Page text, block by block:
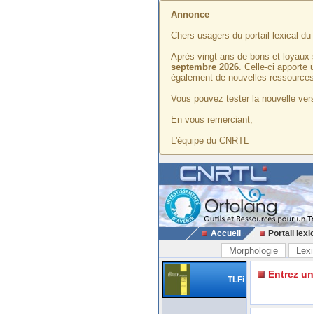
Annonce
Chers usagers du portail lexical du
Après vingt ans de bons et
septembre 2026. Celle-ci apporte
également de nouvelles
Vous pouvez tester la nouvelle
En vous remerciant,
L'équipe du CNRTL
Accueil Portail
Morphologie
TLFi Entrez